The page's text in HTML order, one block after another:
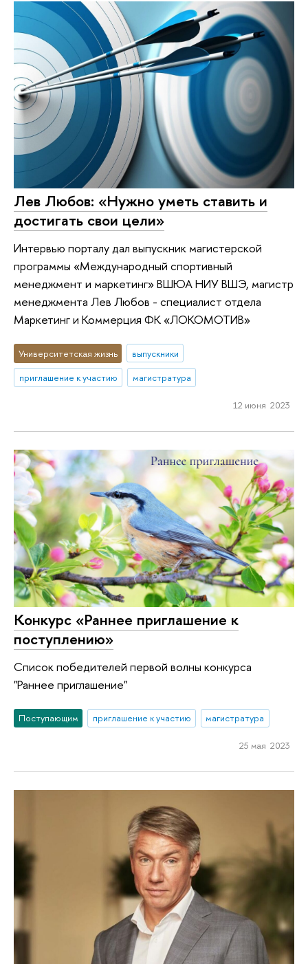
Лев Любов: «Нужно уметь ставить и
достигать свои цели»
Интервью порталу дал выпускник магистерской
программы «Международный спортивный
менеджмент и маркетинг» ВШЮА НИУ ВШЭ, магистр
менеджмента Лев Любов - специалист отдела
Маркетинг и Коммерция ФК «ЛОКОМОТИВ»
Университетская жизнь
выпускники
приглашение к участию
магистратура
12 июня 2023
Конкурс «Раннее приглашение к
поступлению»
Список победителей первой волны конкурса
"Раннее приглашение"
Поступающим приглашение к участию магистратура
25 мая 2023